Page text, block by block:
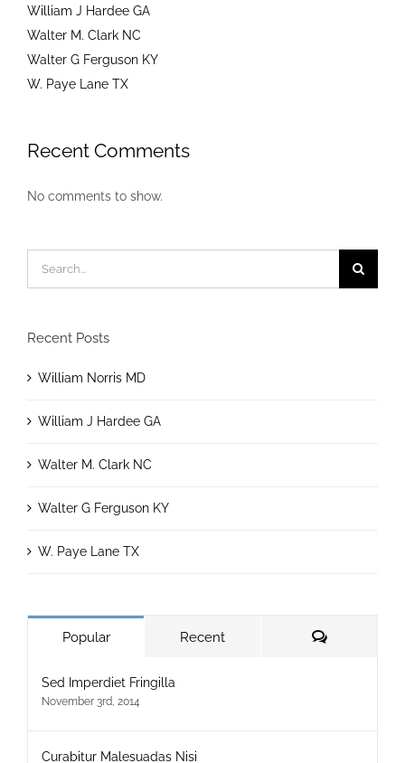
William J Hardee GA
Walter M. Clark NC
Walter G Ferguson KY
W. Paye Lane TX
Recent Comments
No comments to show.
for:
Recent Posts
William Norris MD
William J Hardee GA
Walter M. Clark NC
Walter G Ferguson KY
W. Paye Lane TX
Popular Recent Comments
Sed Imperdiet Fringilla
November 3rd, 2014
Curabitur Malesuadas Nisi